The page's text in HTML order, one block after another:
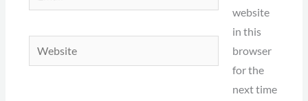
Website
website
in this
browser
for the
next time